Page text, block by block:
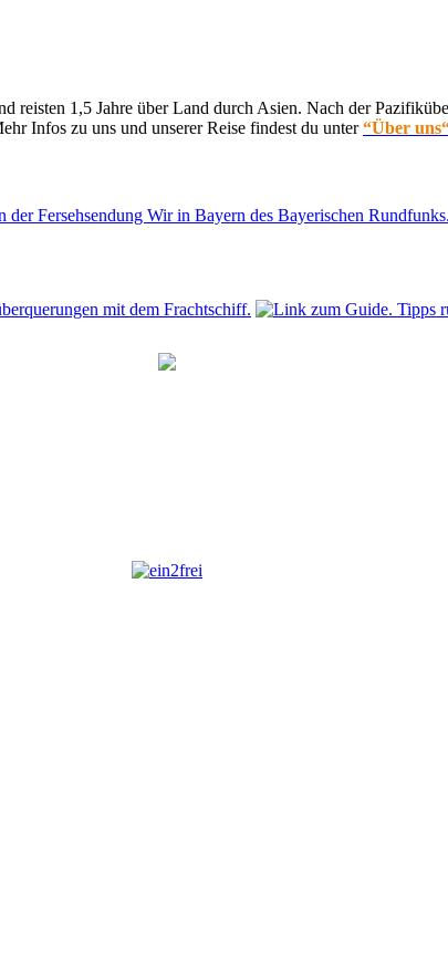
1,5 Jahre über Land durch Asien. Nach der
Infos zu uns und unserer Reise findest du unter“Über